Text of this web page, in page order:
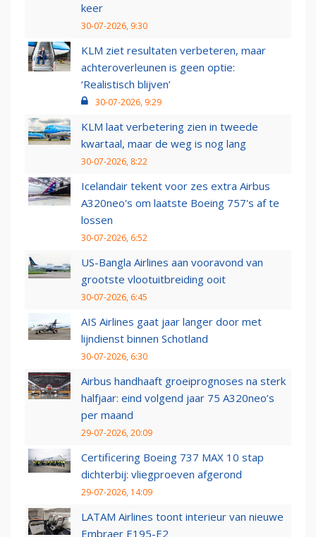
keer
30-07-2026, 9:30
KLM ziet resultaten verbeteren, maar
achteroverleunen is geen optie:
‘Realistisch blijven’
30-07-2026, 9:29
KLM laat verbetering zien in tweede
kwartaal, maar de weg is nog lang
30-07-2026, 8:22
Icelandair tekent voor zes extra Airbus
A320neo's om laatste Boeing 757's af te
lossen
30-07-2026, 6:52
US-Bangla Airlines aan vooravond van
grootste vlootuitbreiding ooit
30-07-2026, 6:45
AIS Airlines gaat jaar langer door met
lijndienst binnen Schotland
30-07-2026, 6:30
Airbus handhaaft groeiprognoses na sterk
halfjaar: eind volgend jaar 75 A320neo’s
per maand
29-07-2026, 20:09
Certificering Boeing 737 MAX 10 stap
dichterbij: vliegproeven afgerond
29-07-2026, 14:09
LATAM Airlines toont interieur van nieuwe
Embraer E195-E2